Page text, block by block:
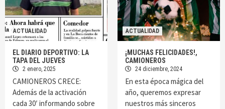
ACTUALIDAD
EL DIARIO DEPORTIVO: LA
TAPA DEL JUEVES
2 enero, 2025
CAMIONEROS CRECE:
Además de la activación
cada 30′ informando sobre
ACTUALIDAD
¡MUCHAS FELICIDADES!,
CAMIONEROS
24 diciembre, 2024
En esta época mágica del
año, queremos expresar
nuestros más sinceros